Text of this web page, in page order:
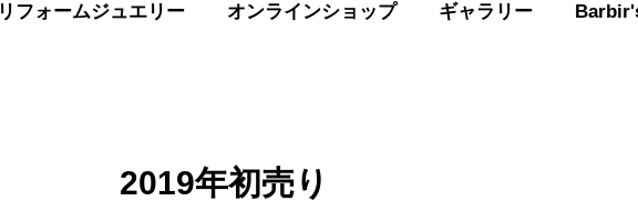
リフォームジュエリー オンラインショップ ギャラリー
2019年初売り